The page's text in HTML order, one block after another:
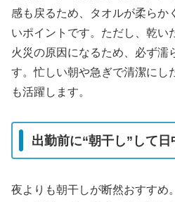
感も戻るため、タオルが柔らか
いポイントです。ただし、乾い
火災の原因になるため、必ず濡
す。忙しい朝や急ぎで清潔にし
も活躍します。
出勤前に“朝干し”して
夜よりも朝干しが断然おすすめ